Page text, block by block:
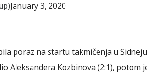
January 3, 2020
poraz na startu takmičenja u
Aleksandera Kozbinova (2:1), potom